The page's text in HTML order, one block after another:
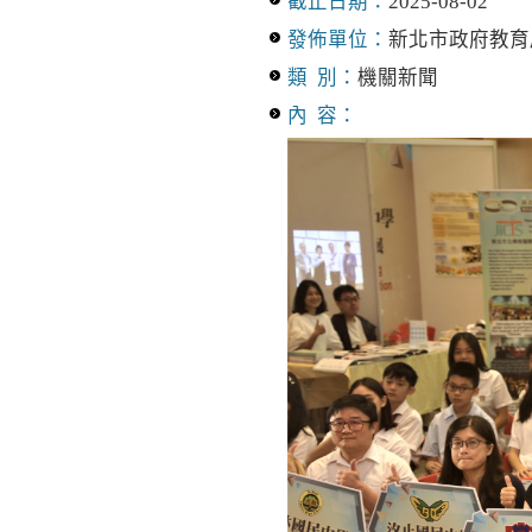
發佈單位： 新北市政府教
類 別： 機關新聞
內 容：